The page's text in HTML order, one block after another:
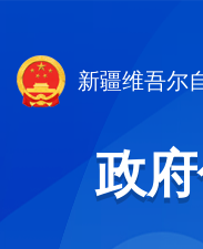
新疆维吾尔
政